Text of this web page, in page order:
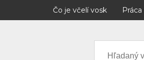
Čo je včelí vosk